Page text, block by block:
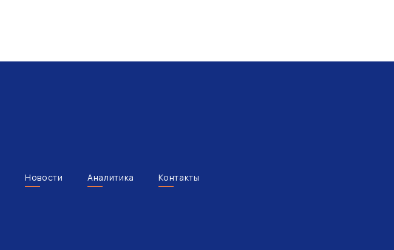
Новости Аналитика Контакты